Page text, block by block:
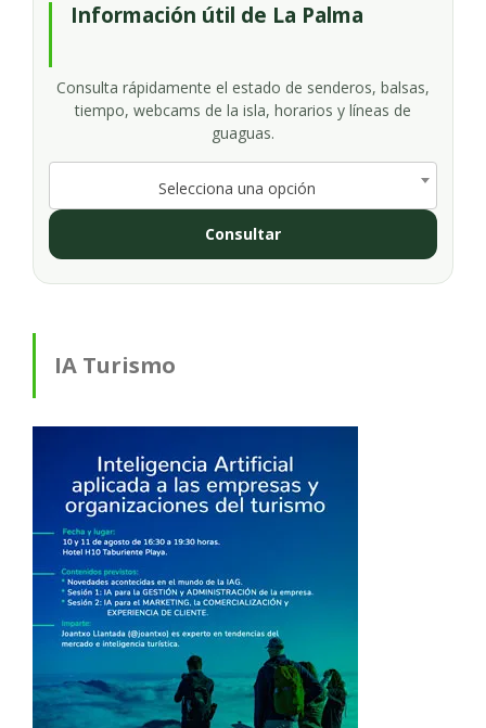
Información útil de La Palma
Consulta rápidamente el estado de senderos, balsas,
tiempo, webcams de la isla, horarios y líneas de
guaguas.
Selecciona una opción
Consultar
IA Turismo